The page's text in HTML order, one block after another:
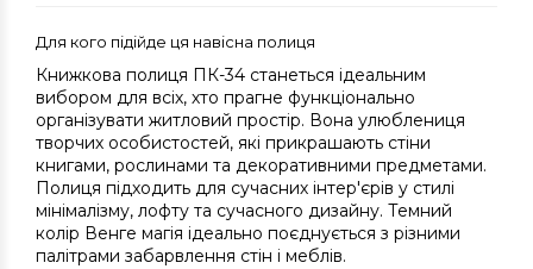
Для кого підійде ця навісна полиця
Книжкова полиця ПК-34 станеться ідеальним
вибором для всіх, хто прагне функціонально
організувати житловий простір. Вона улюблениця
творчих особистостей, які прикрашають стіни
книгами, рослинами та декоративними предметами.
Полиця підходить для сучасних інтер'єрів у стилі
мінімалізму, лофту та сучасного дизайну. Темний
колір Венге магія ідеально поєднується з різними
палітрами забарвлення стін і меблів.